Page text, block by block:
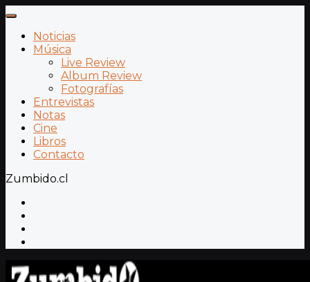
Noticias
Música
Live Review
Album Review
Fotografías
Entrevistas
Notas
Cine
Libros
Contacto
Zumbido.cl